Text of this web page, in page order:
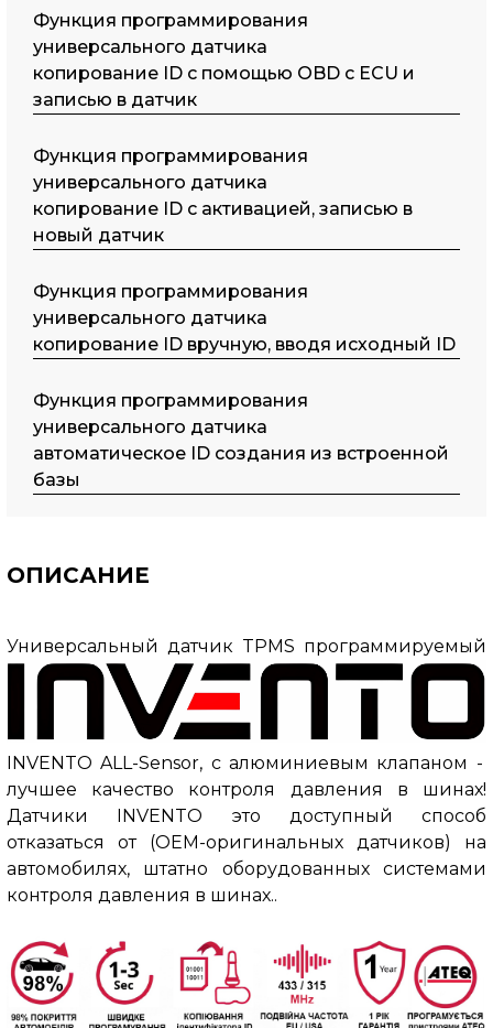
Функция программирования
универсального датчика
копирование ID с помощью OBD с ECU и
записью в датчик
Функция программирования
универсального датчика
копирование ID с активацией, записью в
новый датчик
Функция программирования
универсального датчика
копирование ID вручную, вводя исходный ID
Функция программирования
универсального датчика
автоматическое ID создания из встроенной
базы
ОПИСАНИЕ
Универсальный датчик TPMS программируемый
INVENTO ALL-Sensor, с алюминиевым клапаном -
лучшее качество контроля давления в шинах!
Датчики INVENTO это доступный способ
отказаться от (OEM-оригинальных датчиков) на
автомобилях, штатно оборудованных системами
контроля давления в шинах..